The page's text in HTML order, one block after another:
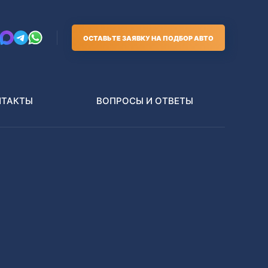
ОСТАВЬТЕ ЗАЯВКУ НА ПОДБОР АВТО
ВОПРОСЫ И ОТВЕТЫ